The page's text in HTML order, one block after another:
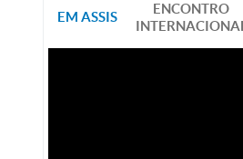
EM ASSIS
ENCONTRO
INTERNACIONAL